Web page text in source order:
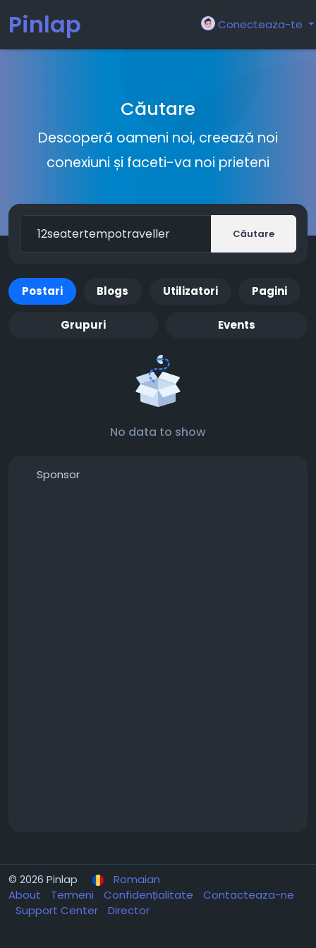
Pinlap Conecteaza-te
Căutare
Descoperă oameni noi, creează noi
conexiuni și faceti-va noi prieteni
Căutare
Postari Blogs Utilizatori Pagini
Grupuri Events
No data to show
Sponsor
© 2026 Pinlap
Romaian
About
Termeni Confidențialitate
Contacteaza-ne
Support Center
Director